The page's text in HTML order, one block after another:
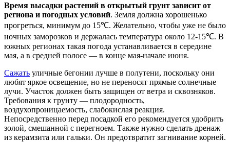
Время высадки растений в открытый грунт зависит от
региона и погодных условий. Земля должна хорошенько
прогреться, минимум до 15℃. Желательно, чтобы уже не было
ночных заморозков и держалась температура около 12-15℃. В
южных регионах такая погода устанавливается в середине
мая, а в средней полосе — в конце мая-начале июня.
Сажать уличные бегонии лучше в полутени, поскольку они
любят яркое освещение, но не переносят прямые солнечные
лучи. Участок должен быть защищен от ветра и сквозняков.
Требования к грунту — плодородность,
воздухопроницаемость, слабокислая реакция.
Непосредственно перед посадкой его рекомендуется удобрить
золой, смешанной с перегноем. Также нужно сделать дренаж
из керамзита или гальки. Он предотвратит загнивание корней.